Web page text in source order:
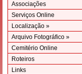
Associações
Serviços Online
Localização »
Arquivo Fotográfico »
Cemitério Online
Roteiros
Links